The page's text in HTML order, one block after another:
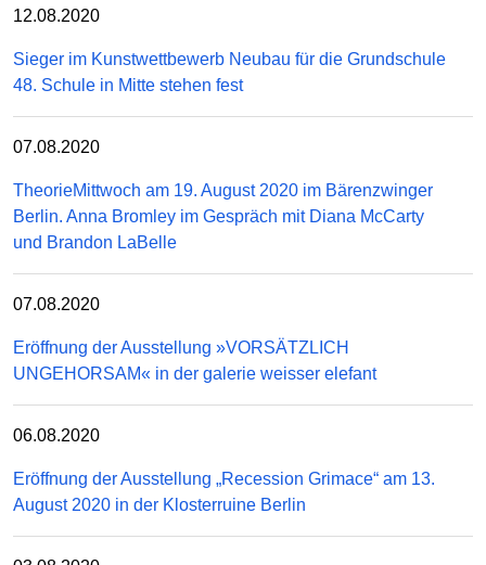
12.08.2020
Sieger im Kunstwettbewerb Neubau für die Grundschule
48. Schule in Mitte stehen fest
07.08.2020
TheorieMittwoch am 19. August 2020 im Bärenzwinger
Berlin. Anna Bromley im Gespräch mit Diana McCarty
und Brandon LaBelle
07.08.2020
Eröffnung der Ausstellung »VORSÄTZLICH
UNGEHORSAM« in der galerie weisser elefant
06.08.2020
Eröffnung der Ausstellung „Recession Grimace“ am 13.
August 2020 in der Klosterruine Berlin